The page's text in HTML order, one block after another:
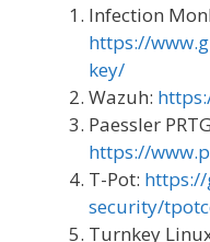
Infection
https://
key/
Wazuh:
Paessler
https://
T-Pot:
security/
Turnkey